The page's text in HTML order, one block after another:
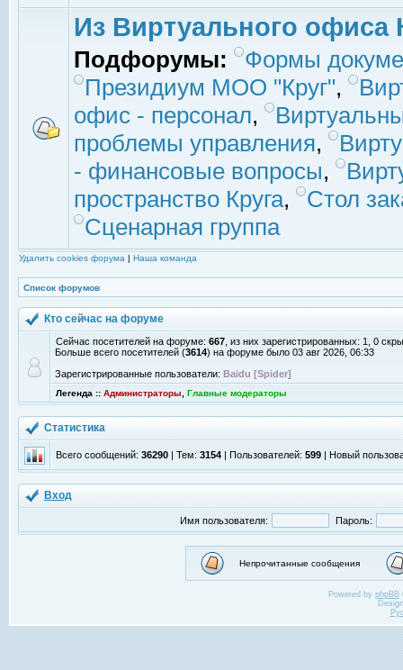
Из Виртуального офиса
Подфорумы:
Формы
Президиум МОО "Круг",
офис - персонал,
проблемы управления,
- финансовые вопросы,
пространство Круга,
Стол
Сценарная группа
Удалить cookies форума | Наша команда
Список форумов
Кто сейчас на форуме
Сейчас посетителей на форуме: 667 , из них зарегистрированных: 1, 0
Больше всего посетителей (3614) на форуме было 03 авг 2026, 06:33
Зарегистрированные пользователи: Baidu [Spider]
Легенда :: Администраторы Главные модераторы
Статистика
Всего сообщений: 36290 | Тем: 3154 | Пользователей: 599 | Новый
Вход
Имя пользователя: Пароль:
Непрочитанные сообщения
Powered by phpBB